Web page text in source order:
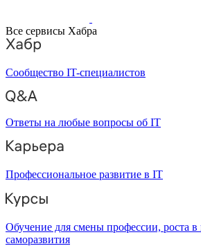
Все сервисы Хабра
Сообщество IT-специалистов
Ответы на любые вопросы об IT
Профессиональное развитие в IT
Обучение для смены профессии, роста в
саморазвития